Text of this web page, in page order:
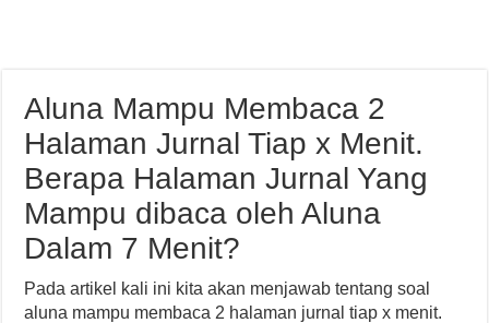
Aluna Mampu Membaca 2
Halaman Jurnal Tiap x Menit.
Berapa Halaman Jurnal Yang
Mampu dibaca oleh Aluna
Dalam 7 Menit?
Pada artikel kali ini kita akan menjawab tentang soal
aluna mampu membaca 2 halaman jurnal tiap x menit.